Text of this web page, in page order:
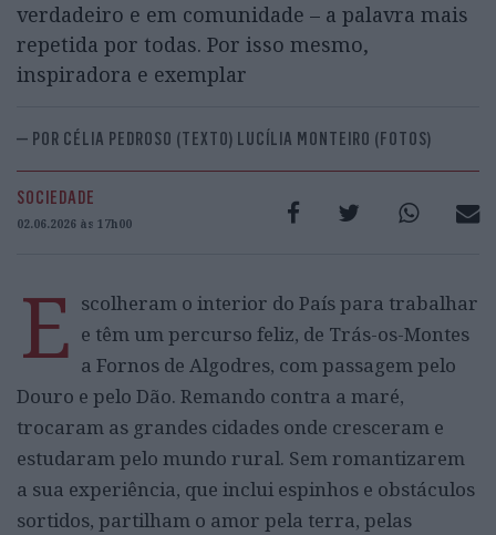
verdadeiro e em comunidade – a palavra mais
repetida por todas. Por isso mesmo,
inspiradora e exemplar
— POR CÉLIA PEDROSO (TEXTO) LUCÍLIA MONTEIRO (FOTOS)
SOCIEDADE
02.06.2026 às 17h00
E scolheram o interior do País para trabalhar
e têm um percurso feliz, de Trás-os-Montes
a Fornos de Algodres, com passagem pelo
Douro e pelo Dão. Remando contra a maré,
trocaram as grandes cidades onde cresceram e
estudaram pelo mundo rural. Sem romantizarem
a sua experiência, que inclui espinhos e obstáculos
sortidos, partilham o amor pela terra, pelas